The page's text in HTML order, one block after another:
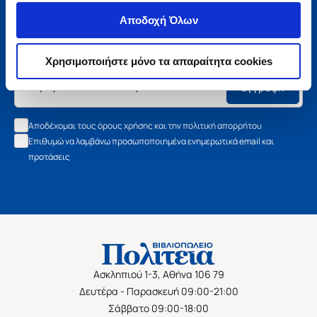
Αποδοχή Όλων
Χρησιμοποιήστε μόνο τα απαραίτητα cookies
Μάθετε τα νέα της Πολιτείας
Εγγραφείτε στο newsletter μας και μάθετε πρώτοι όλα τα
νέα βιβλία, τις εξαιρετικές τιμές και τις εκδηλώσεις μας.
Εγγραφή
Αποδέχομαι τους όρους χρήσης και την πολιτική απορρήτου
Επιθυμώ να λαμβάνω προσωποποιημένα ενημερωτικά email και
προτάσεις
Ασκληπιού 1-3, Αθήνα 106 79
Δευτέρα - Παρασκευή 09:00-21:00
Σάββατο 09:00-18:00